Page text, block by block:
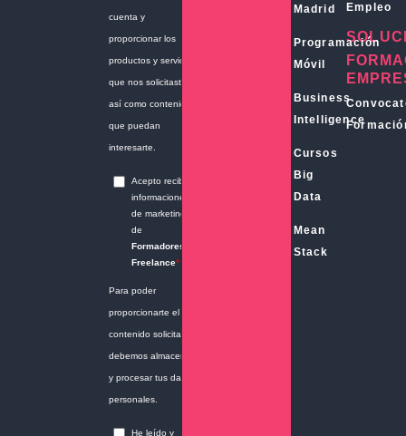
Madrid
Programación
Móvil
Business
Intelligence
Cursos
Big
Data
Mean
Stack
Empleo